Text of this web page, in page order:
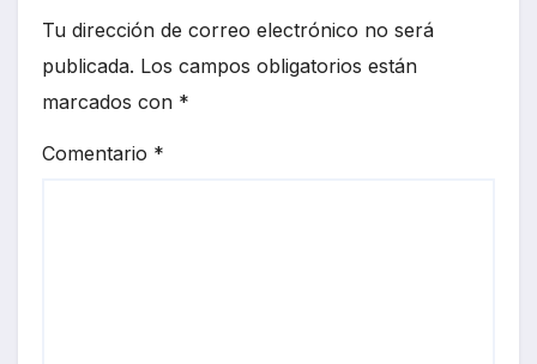
Tu dirección de correo electrónico no será
publicada. Los campos obligatorios están
marcados con *
Comentario *